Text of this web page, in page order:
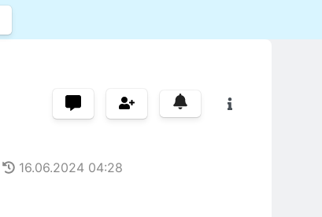
16.06.2024 04:28